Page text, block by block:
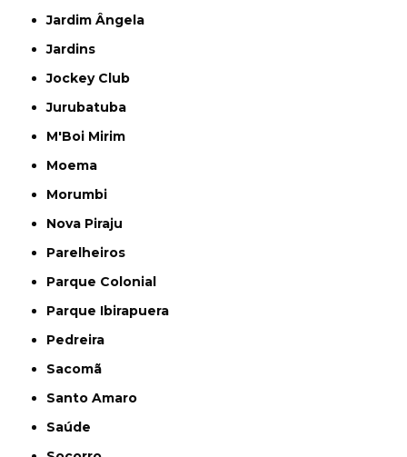
Jardim Ângela
Jardins
Jockey Club
Jurubatuba
M'Boi Mirim
Moema
Morumbi
Nova Piraju
Parelheiros
Parque Colonial
Parque Ibirapuera
Pedreira
Sacomã
Santo Amaro
Saúde